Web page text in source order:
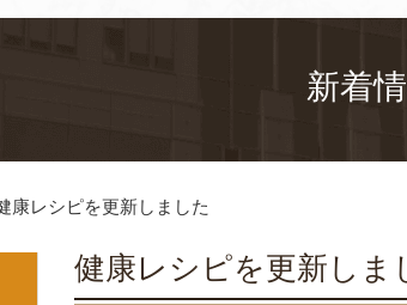
新着
康レシピを更新しました
健康レシピを更新しま